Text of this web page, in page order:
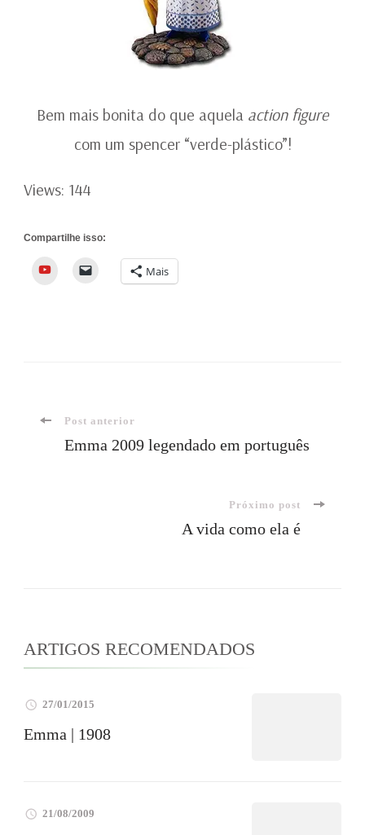
Bem mais bonita do que aquela action figure
com um spencer “verde-plástico”!
Views: 144
Compartilhe isso:
YouTube Mais
Navegação
Post anterior
Emma 2009 legendado em português
Próximo post
A vida como ela é
ARTIGOS RECOMENDADOS
27/01/2015
Emma | 1908
21/08/2009